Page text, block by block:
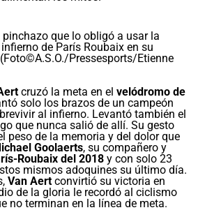
que lo obligó a usar la
de París Roubaix en su
Pressesports/Etienne
cruzó la meta en el velódromo de
solo los brazos de un campeón
al infierno. Levantó también el
que nunca salió de allí. Su gesto
peso de la memoria y del dolor que
Goolaerts, su compañero y
Roubaix del 2018y con solo 23
mismos adoquines su último día.
Van Aertconvirtió su victoria en
de la gloria le recordó al ciclismo
no terminan en la línea de meta.